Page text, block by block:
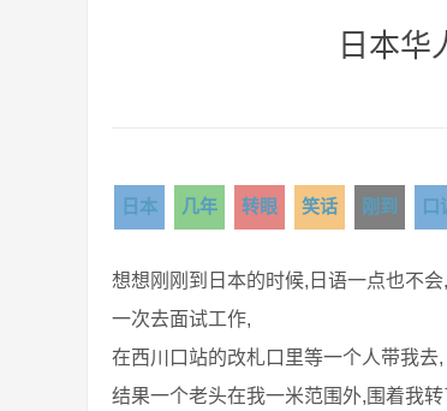
日本华
日本 几年 转眼 笑话 刚到
口
想想刚刚到日本的时候,日语一点也不会,
一次去面试工作,
在西川口站的改札口里等一个人带我去,
结果一个老头在我一米范围外,围着我